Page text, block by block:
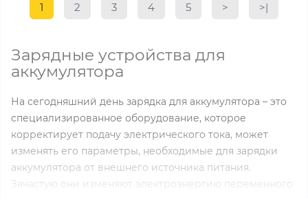
1 2 3 4 5 > >|
Зарядные устройства для
аккумулятора
На сегодняшний день зарядка для аккумулятора – это
специализированное оборудование, которое
корректирует подачу электрического тока, может
изменять его параметры, необходимые для зарядки
аккумулятора от внешнего источника питания.
Зачастую они изменяют электроэнергию переменного